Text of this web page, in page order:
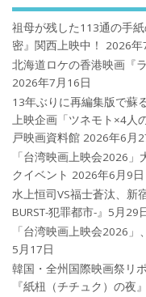
祖母が残した113通の手
密』関西上映中！
2026年
北海道ロケの香港映画『
2026年7月16日
13年ぶりに再編集版で蘇
上映企画「ツネモト×4人
戸映画資料館 2026年6月
「台湾映画上映会2026
クイベント 2026年6月9日
水上恒司VS福士蒼汰、新
BURST-犯罪都市-』5月29
「台湾映画上映会2026
5月17日
韓国・全州国際映画祭リ
『紙杻（チチュク）の夜